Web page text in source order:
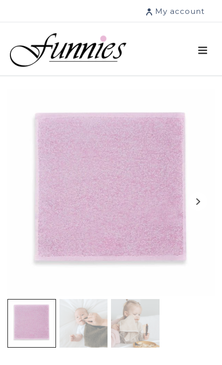
My account